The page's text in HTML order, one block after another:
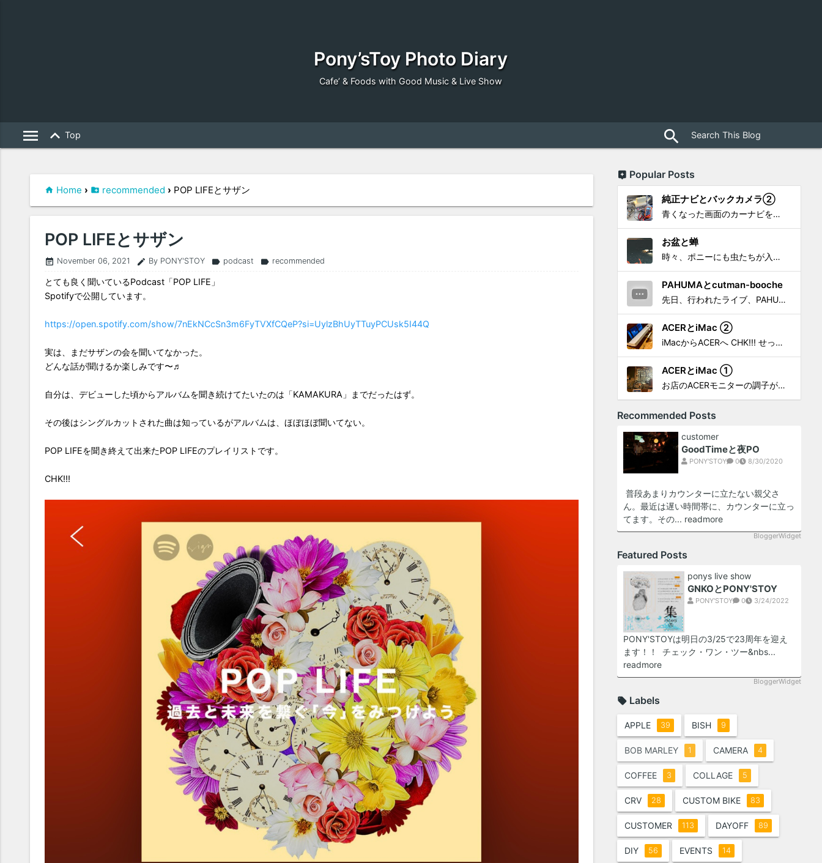
Pony’sToy Photo Diary
Cafe’ & Foods with Good Music & Live Show
menu keyboard_arrow_up Top search
Home › recommended › POP LIFEとサザン
POP LIFEとサザン
event_note November 06, 2021 edit By PONY'STOY label podcast label recommended
とても良く聞いているPodcast「POP LIFE」
Spotifyで公開しています。
https://open.spotify.com/show/7nEkNCcSn3m6FyTVXfCQeP?si=UylzBhUyTTuyPCUsk5I44Q
実は、まだサザンの会を聞いてなかった。
どんな話が聞けるか楽しみです〜♬
自分は、デビューした頃からアルバムを聞き続けてたいたのは「KAMAKURA」までだったはず。
その後はシングルカットされた曲は知っているがアルバムは、ほぼほぼ聞いてない。
POP LIFEを聞き終えて出来たPOP LIFEのプレイリストです。
CHK!!!
Popular Posts
純正ナビとバックカメラ②
青くなった画面のカーナビをポン付で簡単に交換、出来ると思っていたら意外と闇多め!!!なDAY①から続く今回は、DAY②。 テスターで調べてみたのだが、結果的にバックカメラからナビ裏まで来てる、配線を見つけることが出来なかった前回。気付けば闇w。 さてさて、この頃のDVDナビ的なT...
お盆と蝉
時々、ポニーにも虫たちが入ってきます。 特にお盆の頃はどの虫かと気になり探してしまう。 今まではキリギリスやすいっちょん、今思えば今年は蝉だったのかな。
PAHUMAとcutman-booche
先日、行われたライブ、PAHUMA a.k.a 金 佑龍 at PONY'STOYから〜 cutman-booche時代の楽曲「立ち上がれ」を映像化させてもらいました。 茅ヶ崎の名店 FROGGIES〜さんで ウリョンはマンススリー・ライブを行っています！ そのライブでウ...
ACERとiMac ②
iMacからACERへ CHK!!! せっかく設置したんだけど〜 画面が真っ暗じゃしょうがないわな。 元のACERモニターを再度、設置🔥 画面のチラツキ、乱れなど不具合、多めですが 見れないより良い。 iMacへ繋いだ時、疑問があった。 せっかくの解像度を生かしてないこと。 2...
ACERとiMac ①
お店のACERモニターの調子がイマイチなので魔改造したiMacと入れ替え 外は豪雨、何処へも行かない火曜。 コツコツ作業スタートです!!! CHK!!! 何年かぶりにモニターを降ろした。 配線がぐちゃぐちゃ😂 要らないケーブルなど、使っていない部材などなど片付けて、拭き掃除w。...
Recommended Posts
customer
GoodTimeと夜PO
PONY'STOY 0 8/30/2020
普段あまりカウンターに立たない親父さ
ん。最近は遅い時間帯に、カウンターに立っ
てます。その... readmore
BloggerWidget
Featured Posts
ponys live show
GNKOとPONY'STOY
PONY'STOY 0 3/24/2022
PONY'STOYは明日の3/25で23周年を迎え
ます！！ チェック・ワン・ツー&nbs...
readmore
BloggerWidget
Labels
APPLE 39 BISH 9
BOB MARLEY 1 CAMERA 4
COFFEE 3 COLLAGE 5
CRV 28 CUSTOM BIKE 83
CUSTOMER 113 DAYOFF 89
DIY 56 EVENTS 14